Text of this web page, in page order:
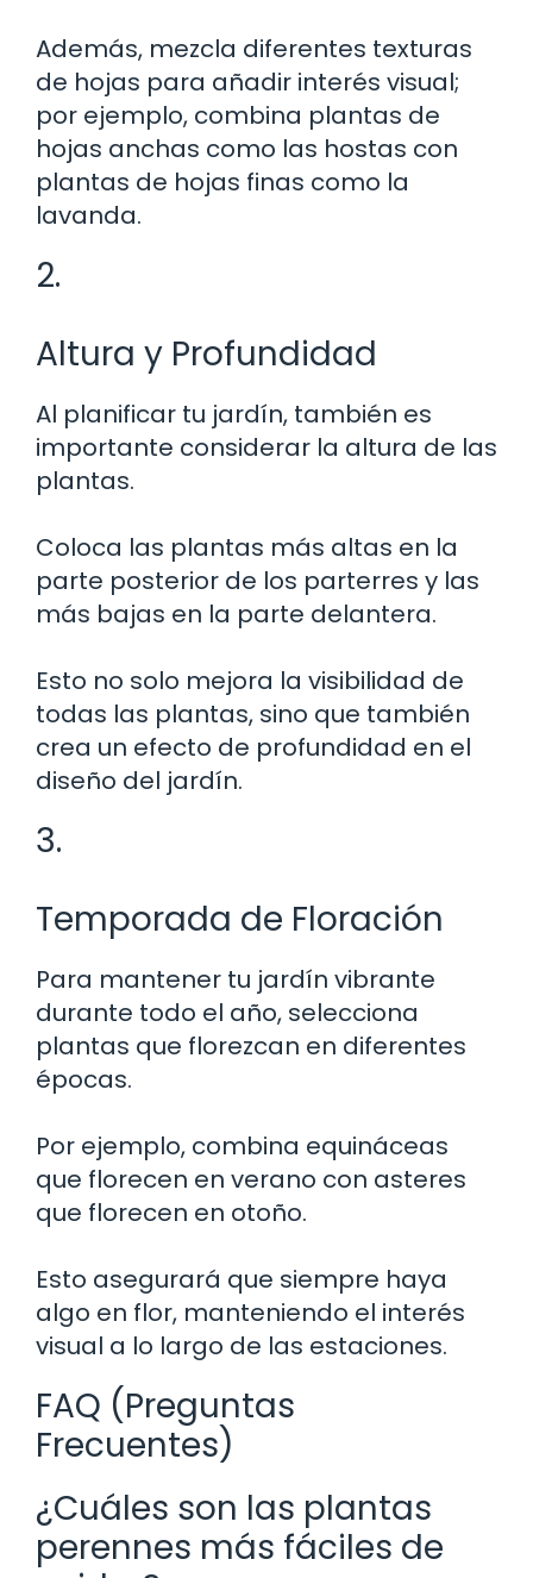
Además, mezcla diferentes texturas
de hojas para añadir interés visual;
por ejemplo, combina plantas de
hojas anchas como las hostas con
plantas de hojas finas como la
lavanda.
2.
Altura y Profundidad
Al planificar tu jardín, también es
importante considerar la altura de las
plantas.
Coloca las plantas más altas en la
parte posterior de los parterres y las
más bajas en la parte delantera.
Esto no solo mejora la visibilidad de
todas las plantas, sino que también
crea un efecto de profundidad en el
diseño del jardín.
3.
Temporada de Floración
Para mantener tu jardín vibrante
durante todo el año, selecciona
plantas que florezcan en diferentes
épocas.
Por ejemplo, combina equináceas
que florecen en verano con asteres
que florecen en otoño.
Esto asegurará que siempre haya
algo en flor, manteniendo el interés
visual a lo largo de las estaciones.
FAQ (Preguntas
Frecuentes)
¿Cuáles son las plantas
perennes más fáciles de